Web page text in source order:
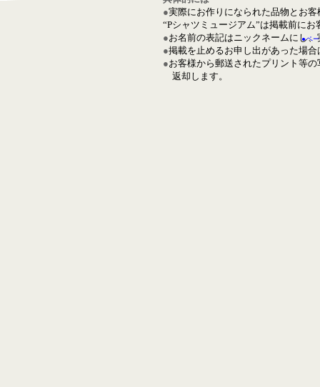
●ペ
●実際にお作りになられた品物とお客
“Pシャツミュージアム”は掲載前に
●お名前の表記はニックネームにし
●掲載を止めるお申し出があった場
●お客様から郵送されたプリント等
返却します。